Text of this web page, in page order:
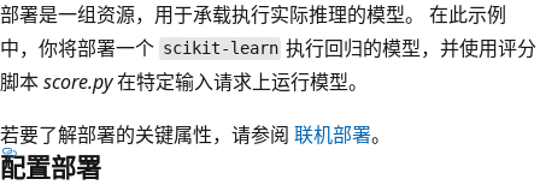
部署是一组资源，用于承载执行实际推理的模型。 在此示例
中，你将部署一个 scikit-learn 执行回归的模型，并使用评分
脚本score.py在特定输入请求上运行模型。
若要了解部署的关键属性，请参阅 联机部署。
配置部署